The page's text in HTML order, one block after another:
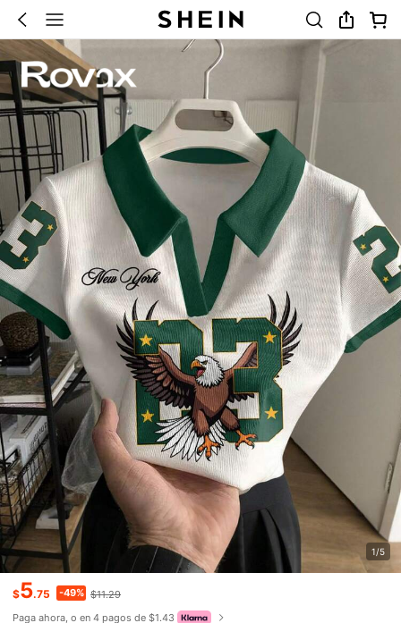
1/5
$5.75 -49% $11.29
Paga ahora, o en 4 pagos de $1.43